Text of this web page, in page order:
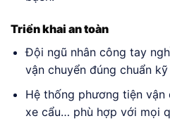
Triển khai an toàn
Đội ngũ nhân công tay
vận chuyển đúng chuẩn
Hệ thống phương tiện vận
xe cẩu… phù hợp với mọi